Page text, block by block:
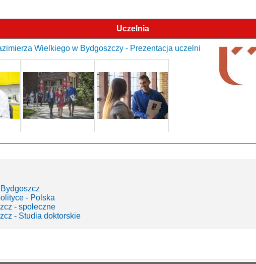
Uczelnia
Wielkiego w Bydgoszczy - Prezentacja uczelni
- Polska
- społeczne
- Studia doktorskie